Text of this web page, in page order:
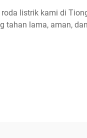
listrik kami di
tahan lama, aman,